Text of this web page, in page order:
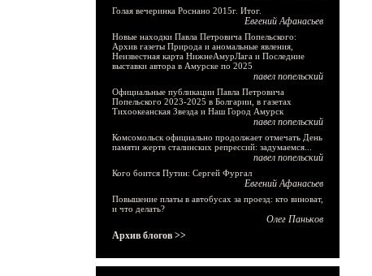
Голая вечеринка Роснано 2015г. Итог.
Евгений Афанасьев
Новые находки Павла Петровича Попельского:
Архив газеты Природа и аномальные явления,
Неизвестная карта НижнеАмурЛага и Последние
выставки автора в Амурске по 2025
павел попельский
Официальные публикации Павла Петровича
Попельского 2023-2025 в Болгарии, в газетах
Тихоокеанская Звезда и Наш Город Амурск
павел попельский
Комсомольск официально продолжает отмечать День
памяти жертв сталинских репрессий: задумаемся...
павел попельский
Кого боится Путин: Сергей Фургал
Евгений Афанасьев
Повышение платы в автобусах за проезд: кто виноват,
и что делать?
Олег Паньков
Архив блогов >>